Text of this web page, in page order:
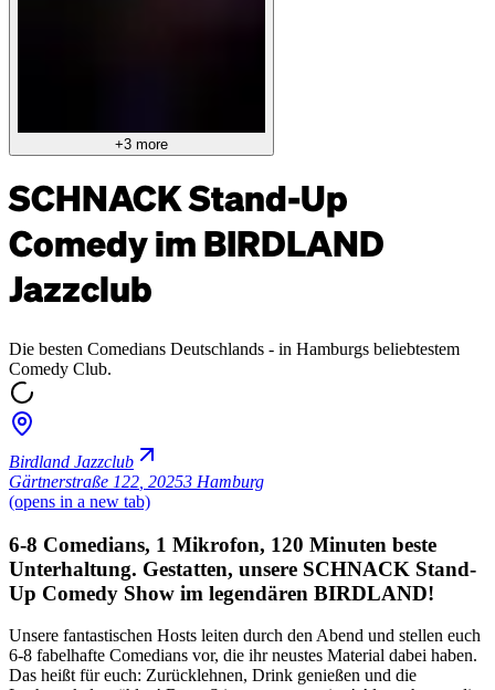
+3 more
SCHNACK Stand-Up
Comedy im BIRDLAND
Jazzclub
Die besten Comedians Deutschlands - in Hamburgs beliebtestem
Comedy Club.
Birdland Jazzclub
Gärtnerstraße 122 20253 Hamburg
(opens in a new tab)
6-8 Comedians, 1 Mikrofon, 120 Minuten beste
Unterhaltung. Gestatten, unsere SCHNACK Stand-
Up Comedy Show im legendären BIRDLAND!
Unsere fantastischen Hosts leiten durch den Abend und stellen euch
6-8 fabelhafte Comedians vor, die ihr neustes Material dabei haben.
Das heißt für euch: Zurücklehnen, Drink genießen und die